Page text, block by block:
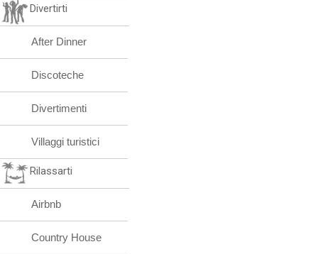
Divertirti
After Dinner
Discoteche
Divertimenti
Villaggi turistici
Rilassarti
Airbnb
Country House